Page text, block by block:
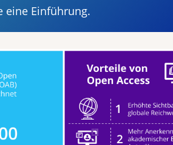
eine Einführung.